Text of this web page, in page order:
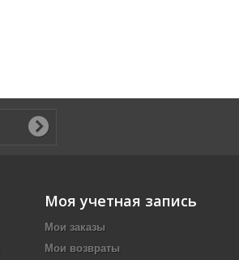
Моя учетная запись
Мои заказы
Мои возвраты